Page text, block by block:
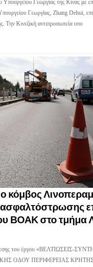
Υπουργείου Γεωργίας της Κίνας με
Γεωργίας, Zhang Dehui,
Την Κινεζική αντιπροσωπεία υπο
κόμβος
ΒΟΑΚ στο τμήμα
του έργου «ΒΕΛΤΙΩΣΕΙΣ-
ΟΔΟΥ ΠΕΡΙΦΕΡΕΙΑΣ ΚΡΗΤΗΣ